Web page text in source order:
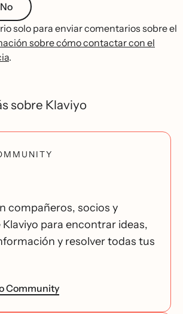
No
solo para enviar comentarios sobre el
sobre cómo contactar con el
.
sobre Klaviyo
compañeros, socios y
para encontrar ideas,
y resolver todas tus
Community